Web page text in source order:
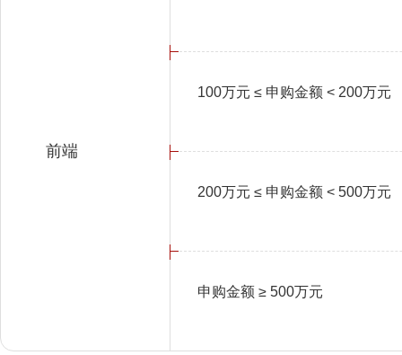
前端
100万元 ≤ 申购金额 < 200万元
200万元 ≤ 申购金额 < 500万元
申购金额 ≥ 500万元